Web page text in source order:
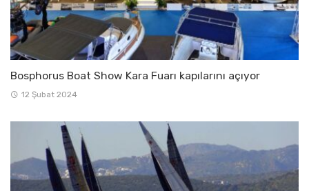
Bosphorus Boat Show Kara Fuarı kapılarını açıyor
12 Şubat 2024